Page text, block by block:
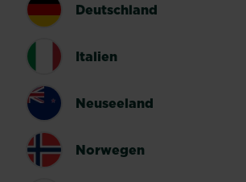
Deutschland
Italien
Neuseeland
Norwegen